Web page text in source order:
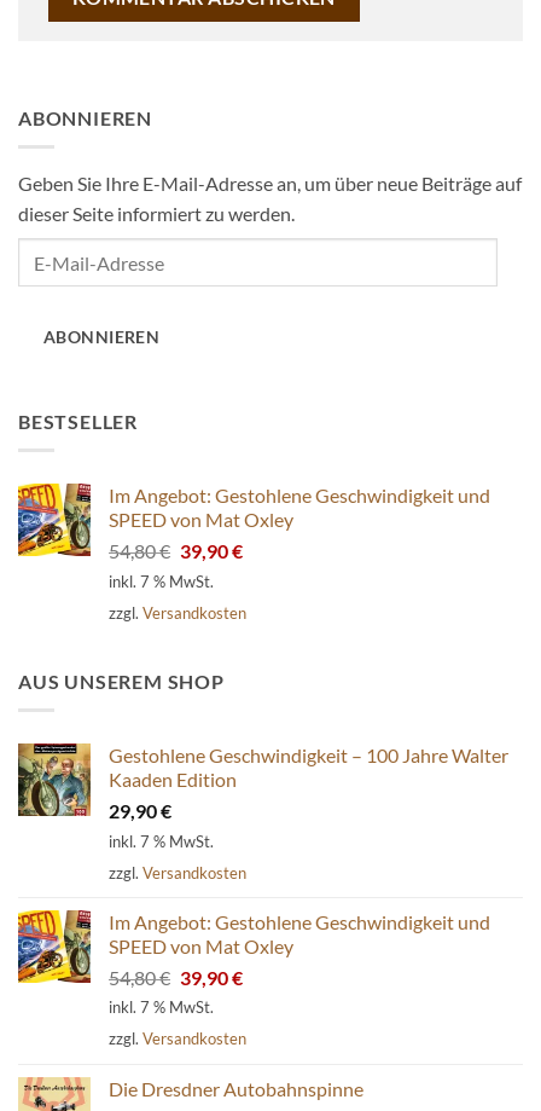
ABONNIEREN
Geben Sie Ihre E-Mail-Adresse an, um über neue Beiträge auf
dieser Seite informiert zu werden.
ABONNIEREN
BESTSELLER
Im Angebot: Gestohlene Geschwindigkeit und
SPEED von Mat Oxley
54,80€ Ursprünglicher
Preis
54,80 €
39,90€Aktueller
39,90 €.
inkl. 7 % MwSt.
zzgl. Versandkosten
AUS UNSEREM SHOP
Gestohlene Geschwindigkeit – 100 Jahre Walter
Kaaden Edition
29,90€
inkl. 7 % MwSt.
zzgl. Versandkosten
Im Angebot: Gestohlene Geschwindigkeit und
SPEED von Mat Oxley
54,80€ Ursprünglicher
Preis
war:
54,80 €
39,90€Aktueller
39,90 €.
inkl. 7 % MwSt.
zzgl. Versandkosten
Die Dresdner Autobahnspinne